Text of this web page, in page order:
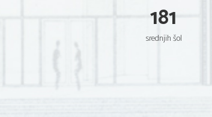
181
srednjih šol